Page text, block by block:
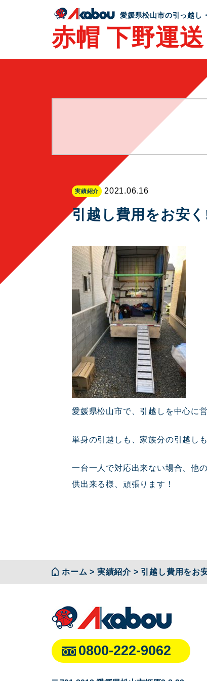
愛媛県松山市の引っ越し
赤帽 下野運送
実績紹介 2021.06.16
引越し費用をお安
愛媛県松山市で、引越しを中心に営
単身の引越しも、家族分の引越し
一台一人で対応出来ない場合、他
供出来る様、頑張ります！
ホーム > 実績紹介 > 引越し費用をお
0800-222-9062